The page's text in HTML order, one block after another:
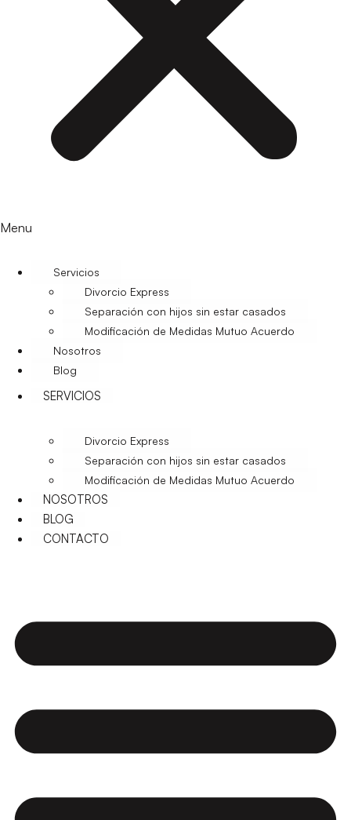
Menu
Servicios
Divorcio Express
Separación con hijos sin estar casados
Modificación de Medidas Mutuo Acuerdo
Nosotros
Blog
SERVICIOS
Divorcio Express
Separación con hijos sin estar casados
Modificación de Medidas Mutuo Acuerdo
NOSOTROS
BLOG
CONTACTO